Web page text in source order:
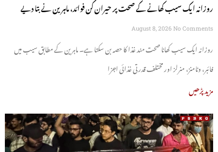
روزانہ ایک سیب کھانے کے صحت پر حیران کن فوائد، ماہرین نے بتا دیے
August 8, 2026 No Comments
روزانہ ایک سیب کھانا صحت مند غذا کا حصہ بن سکتا ہے۔ ماہرین کے مطابق سیب میں
فائبر، وٹامنز، منرلز اور مختلف قدرتی غذائی اجزا
مزید پڑھیں